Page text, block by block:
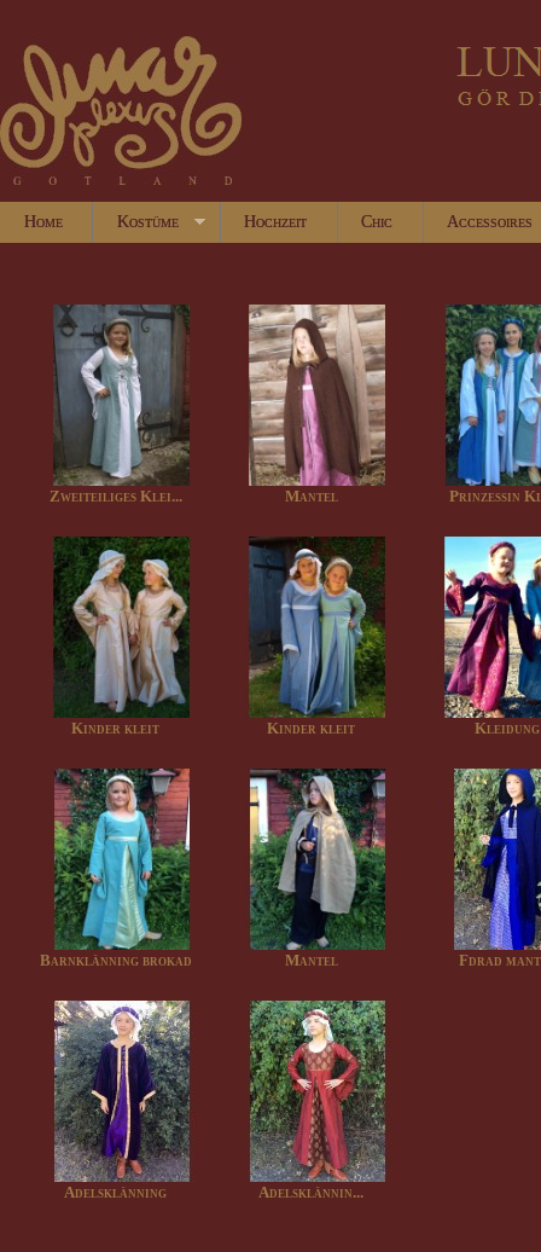
Home Kostüme Hochzeit Chic Accessoires
Zweiteiliges Klei... Mantel Prinzessin
Kinder kleit Kinder kleit Kleidung
Barnklänning brokad Mantel Fdrad
Adelsklänning Adelsklännin...